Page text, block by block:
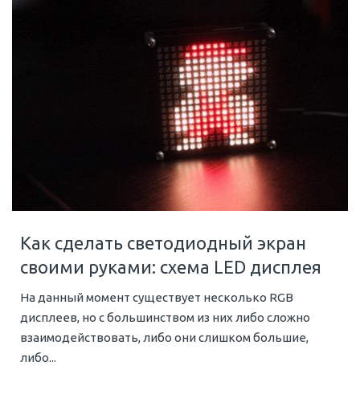
Как сделать светодиодный экран
своими руками: схема LED дисплея
На данный момент существует несколько RGB
дисплеев, но с большинством из них либо сложно
взаимодействовать, либо они слишком большие,
либо...